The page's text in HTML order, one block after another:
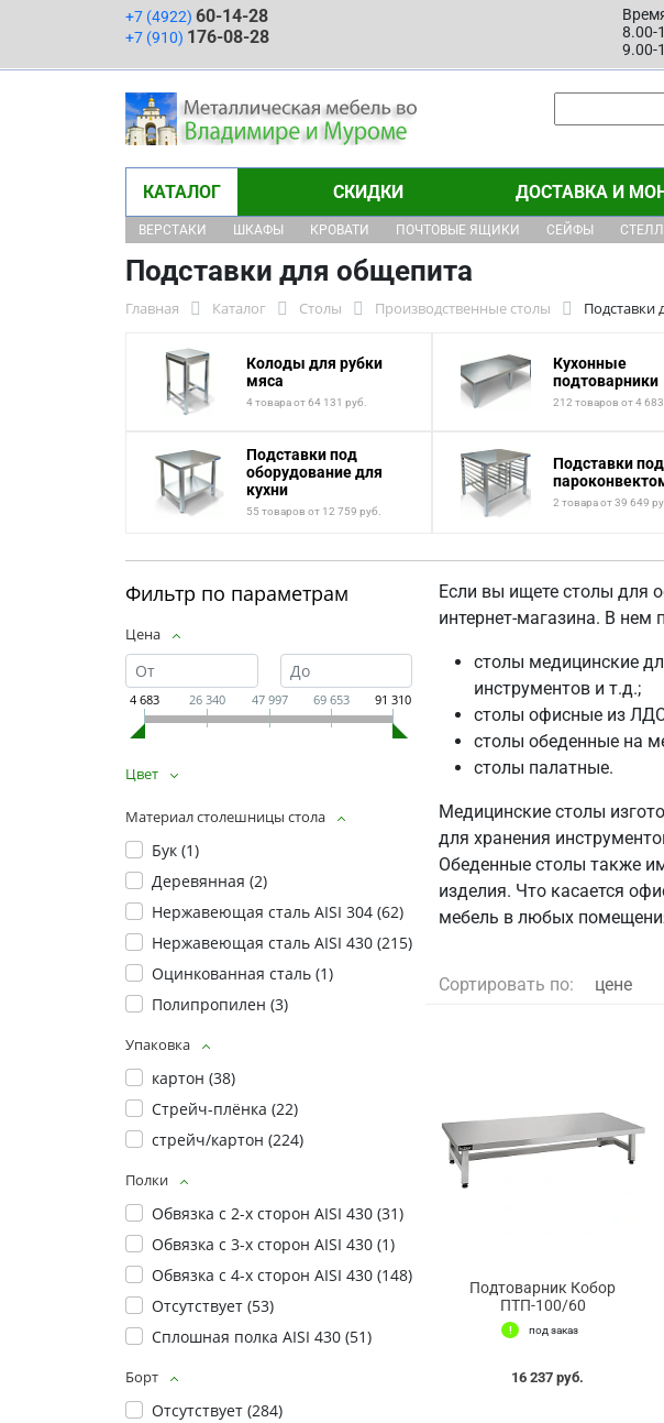
+7 (4922) 60-14-28
+7 (910) 176-08-28
8.00-
9.00-
КАТАЛОГ СКИДКИ ДОСТАВКА И
ВЕРСТАКИ ШКАФЫ КРОВАТИ ПОЧТОВЫЕ ЯЩИКИ СЕЙФЫ
Подставки для общепита
Главная Каталог Столы Производственные столы Подставки
Колоды для рубки
мяса
4 товара от 64 131 руб.
Кухонные
подтоварники
212 товаров от 4 683
Подставки под
оборудование для
кухни
55 товаров от 12 759 руб.
Подставки под
2 товара от 39 649
Фильтр по параметрам
Цена
4 683 26 340 47 997 69 653 91 310
Цвет
Материал столешницы стола
Бук (1)
Деревянная (2)
Нержавеющая сталь AISI 304 (62)
Нержавеющая сталь AISI 430 (215)
Оцинкованная сталь (1)
Полипропилен (3)
Упаковка
картон (38)
Стрейч-плёнка (22)
стрейч/картон (224)
Полки
Обвязка с 2-х сторон AISI 430 (31)
Обвязка с 3-х сторон AISI 430 (1)
Обвязка с 4-х сторон AISI 430 (148)
Отсутствует (53)
Сплошная полка AISI 430 (51)
Борт
Отсутствует (284)
Если вы ищете столы для
интернет-магазина. В
столы медицинские
инструментов и т.д.;
столы офисные из
столы обеденные на
столы палатные.
Медицинские столы
для хранения
Обеденные столы также
изделия. Что касается
мебель в любых
Сортировать по: цене
Подтоварник Кобор
ПТП-100/60
под заказ
16 237 руб.